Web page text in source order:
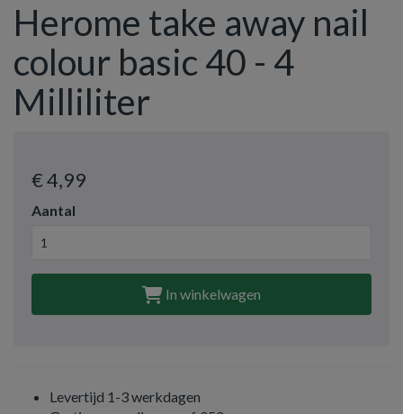
Herome take away nail
colour basic 40 - 4
Milliliter
€ 4,99
Aantal
In winkelwagen
Levertijd 1-3 werkdagen